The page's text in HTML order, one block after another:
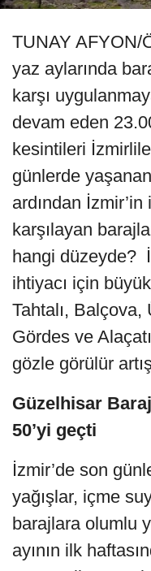
TUNAY AFYON/
yaz aylarında
karşı
devam eden
kesintileri
günlerde
ardından İzmir’in
karşılayan
hangi düzeyde?
ihtiyacı için
Tahtalı,
Gördes ve
gözle görülür
Güzelhisar
50’yi geçti
İzmir’de son
yağışlar, içme
barajlara olumlu
ayının ilk